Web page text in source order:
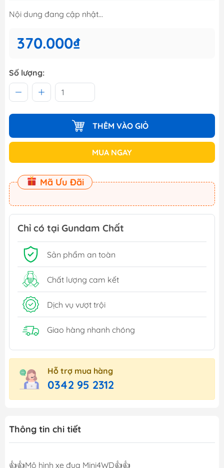
Nội dung đang cập nhật...
370.000₫
Số lượng:
THÊM VÀO GIỎ
MUA NGAY
Mã Ưu Đãi
Chỉ có tại Gundam Chất
Sản phẩm an toàn
Chất lượng cam kết
Dịch vụ vượt trội
Giao hàng nhanh chóng
Hỗ trợ mua hàng
0342 95 2312
Thông tin chi tiết
👍👍Mô hình xe đua Mini4WD👍👍